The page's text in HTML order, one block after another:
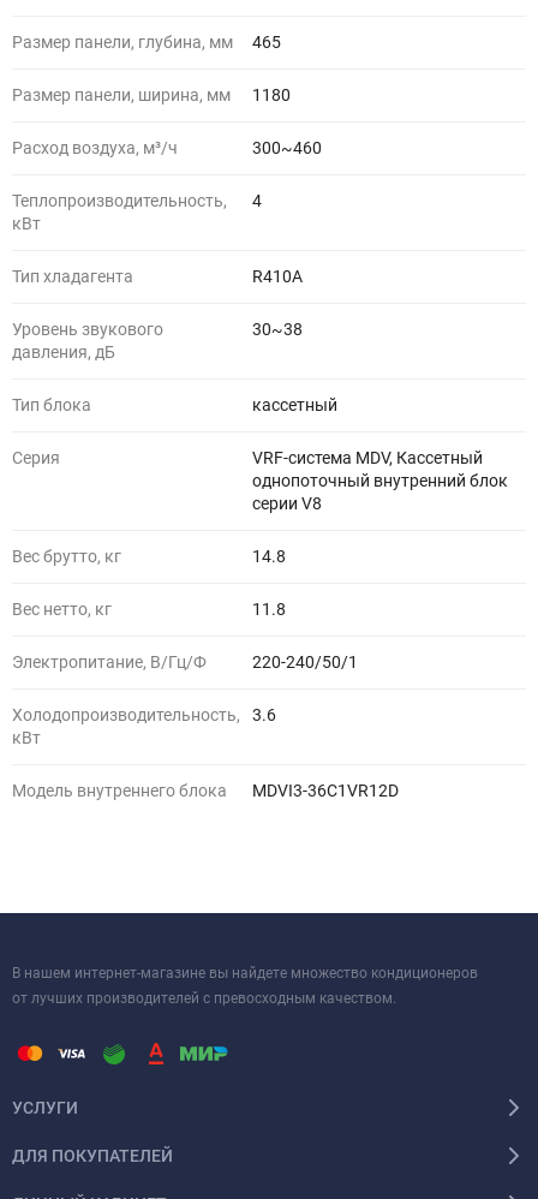
Размер панели, глубина, мм 465
Размер панели, ширина, мм 1180
Расход воздуха, м³/ч 300~460
Теплопроизводительность,
кВт
4
Тип хладагента R410A
Уровень звукового
давления, дБ
30~38
Тип блока кассетный
Серия
VRF-система MDV, Кассетный
однопоточный внутренний блок
серии V8
Вес брутто, кг 14.8
Вес нетто, кг 11.8
Электропитание, В/Гц/Ф 220-240/50/1
Холодопроизводительность,
кВт
3.6
Модель внутреннего блока MDVI3-36C1VR12D
В нашем интернет-магазине вы найдете множество кондиционеров
от лучших производителей с превосходным качеством.
УСЛУГИ
ДЛЯ ПОКУПАТЕЛЕЙ